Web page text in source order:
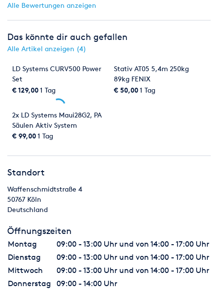
Alle Bewertungen anzeigen
Das könnte dir auch gefallen
Alle Artikel anzeigen (4)
LD Systems CURV500 Power
Set
€ 129,001 Tag
Stativ AT05 5,4m 250kg
89kg FENIX
€ 50,001 Tag
2x LD Systems Maui28G2, PA
Säulen Aktiv System
€ 99,001 Tag
Standort
Waffenschmidtstraße 4
50767 Köln
Deutschland
Öffnungszeiten
Montag
09:00 - 13:00 Uhr und von 14:00 - 17:00 Uhr
Dienstag
09:00 - 13:00 Uhr und von 14:00 - 17:00 Uhr
Mittwoch
09:00 - 13:00 Uhr und von 14:00 - 17:00 Uhr
Donnerstag
09:00 - 14:00 Uhr